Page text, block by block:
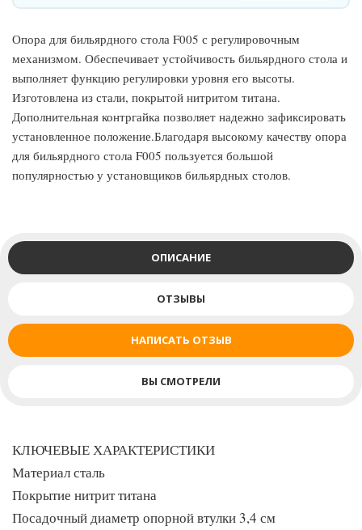
Опора для бильярдного стола F005 с регулировочным
механизмом. Обеспечивает устойчивость бильярдного стола и
выполняет функцию регулировки уровня его высоты.
Изготовлена из стали, покрытой нитритом титана.
Дополнительная контргайка позволяет надежно зафиксировать
установленное положение.Благодаря высокому качеству опора
для бильярдного стола F005 пользуется большой
популярностью у установщиков бильярдных столов.
ОПИСАНИЕ
ОТЗЫВЫ
НАПИСАТЬ ОТЗЫВ
ВЫ СМОТРЕЛИ
КЛЮЧЕВЫЕ ХАРАКТЕРИСТИКИ
Материал сталь
Покрытие нитрит титана
Посадочный диаметр опорной втулки 3,4 см